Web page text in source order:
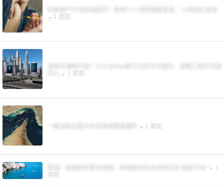
· 1 周前
· 1 周前
· 1 周前
· 1
周前